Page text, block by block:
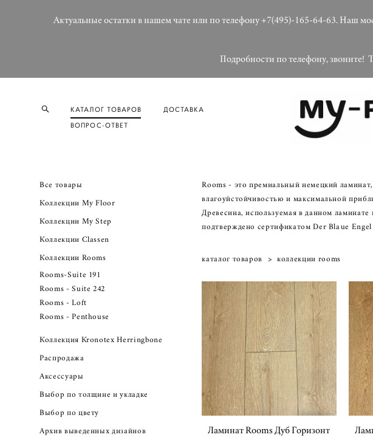
Актуальные остатки в нашем чате или по телефону +7(495)-165-64-63. Наш
Подробности по телефону, звоните!
КАТАЛОГ ТОВАРОВ
ДОСТАВКА
ВОПРОС-ОТВЕТ
Все товары
Коллекции My Floor
Коллекции My Step
Коллекции Classen
Коллекции Rooms
Rooms-Suite 191
Rooms - Suite 242
Rooms - Loft
Rooms - Penthouse
Коллекция Кronotex Herringbone
Распродажа
Аксессуары
Выбор по толщине и укладке
Выбор по цвету
Архив выведенных дизайнов
Rooms - это премиальный немецкий
влагоуйстойчивостью и максимальной
Древесина, используемая в данном
подтверждено сертификатом Der Blaue Engel
каталог товаров > коллекции rooms
Ламинат Rooms Дуб Горизонт